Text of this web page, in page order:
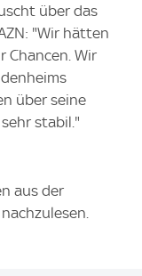
über das
"Wir hätten
Chancen. Wir
über seine
stabil."
aus der
nachzulesen.